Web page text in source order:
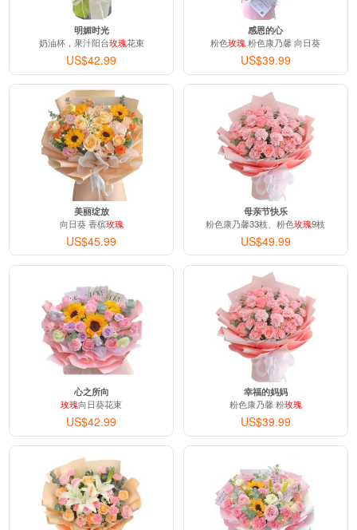
明媚时光
奶油杯，果汁阳台玫瑰花束
US$42.99
感恩的心
粉色玫瑰 粉色康乃馨 向日葵
US$39.99
美丽绽放
向日葵 香槟玫瑰
US$45.99
母亲节快乐
粉色康乃馨33枝、粉色玫瑰9枝
US$49.99
心之所向
玫瑰向日葵花束
US$42.99
幸福的妈妈
粉色康乃馨 粉玫瑰
US$39.99